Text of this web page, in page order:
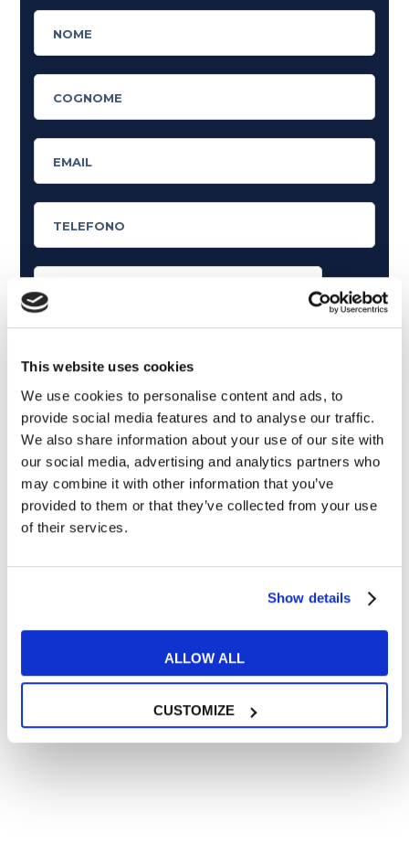
This website uses cookies
We use cookies to personalise content and ads, to
provide social media features and to analyse our traffic.
We also share information about your use of our site with
our social media, advertising and analytics partners who
may combine it with other information that you’ve
provided to them or that they’ve collected from your use
of their services.
Show details
ALLOW ALL
CUSTOMIZE
Articoli dedicati alla grammatica inglese
Articoli dedicati a inglese nel mondo del lavoro
Articoli con tips e new sulla lingua inglese
Articoli divertenti su film e musica
In quanto di età superiore ai 16 anni, dichiaro di acconsentire
al trattamento dei miei dati personali in conformità
all’informativa privacy.
Desidero ricevere comunicazioni commerciali e promozionali